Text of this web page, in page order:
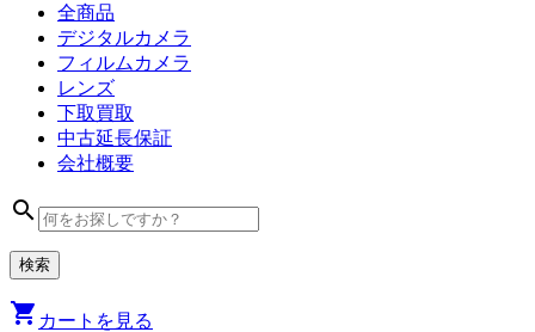
全商品
デジタルカメラ
フィルム カメラ
レンズ
下取買取
中古延長保証
会社概要
search
shopping_cart カートを見る